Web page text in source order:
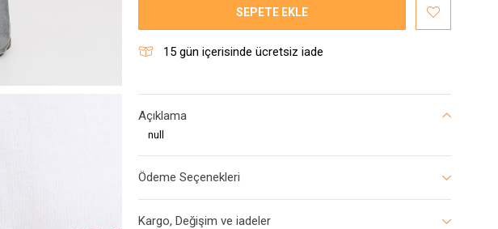
SEPETE EKLE
15 gün içerisinde ücretsiz iade
Açıklama
null
Ödeme Seçenekleri
Kargo, Değişim ve iadeler